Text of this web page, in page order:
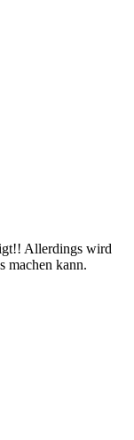
Allerdings wird
machen kann.